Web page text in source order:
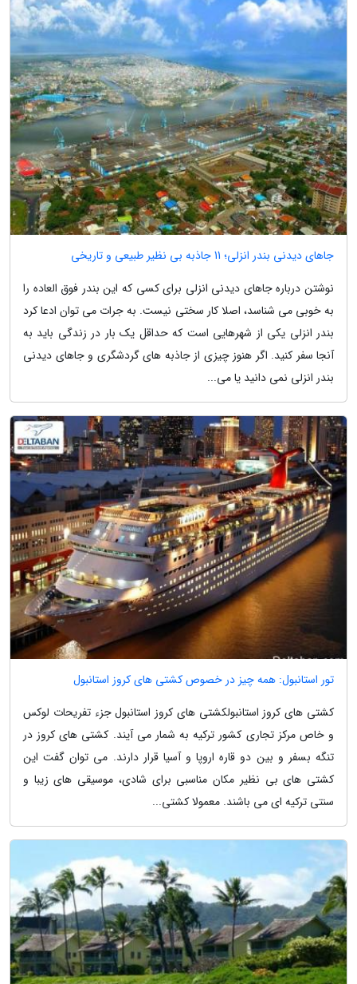
جاهای دیدنی بندر انزلی؛ 11 جاذبه بی نظیر طبیعی و تاریخی
نوشتن درباره جاهای دیدنی انزلی برای کسی که این بندر فوق العاده را
به خوبی می شناسد، اصلا کار سختی نیست. به جرات می توان ادعا کرد
بندر انزلی یکی از شهرهایی است که حداقل یک بار در زندگی باید به
آنجا سفر کنید. اگر هنوز چیزی از جاذبه های گردشگری و جاهای دیدنی
بندر انزلی نمی دانید یا می...
تور استانبول: همه چیز در خصوص کشتی های کروز استانبول
کشتی های کروز استانبولکشتی های کروز استانبول جزء تفریحات لوکس
و خاص مرکز تجاری کشور ترکیه به شمار می آیند. کشتی های کروز در
تنگه بسفر و بین دو قاره اروپا و آسیا قرار دارند. می توان گفت این
کشتی های بی نظیر مکان مناسبی برای شادی، موسیقی های زیبا و
سنتی ترکیه ای می باشند. معمولا کشتی...